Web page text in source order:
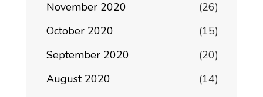
November 2020
(26)
October 2020
(15)
September 2020
(20)
August 2020
(14)